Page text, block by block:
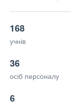
168
учнів
36
осіб персоналу
6